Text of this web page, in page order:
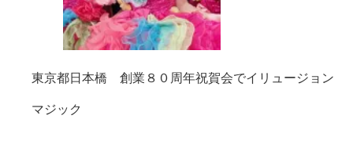
東京都日本橋 創業８０周年祝賀会でイリュージョン
マジック